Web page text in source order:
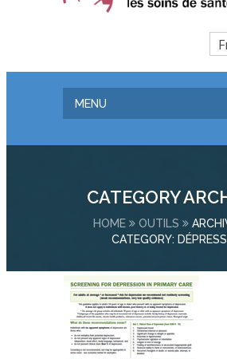
MENU
CATEGORY
HOME OUTILS
CATEGORY: